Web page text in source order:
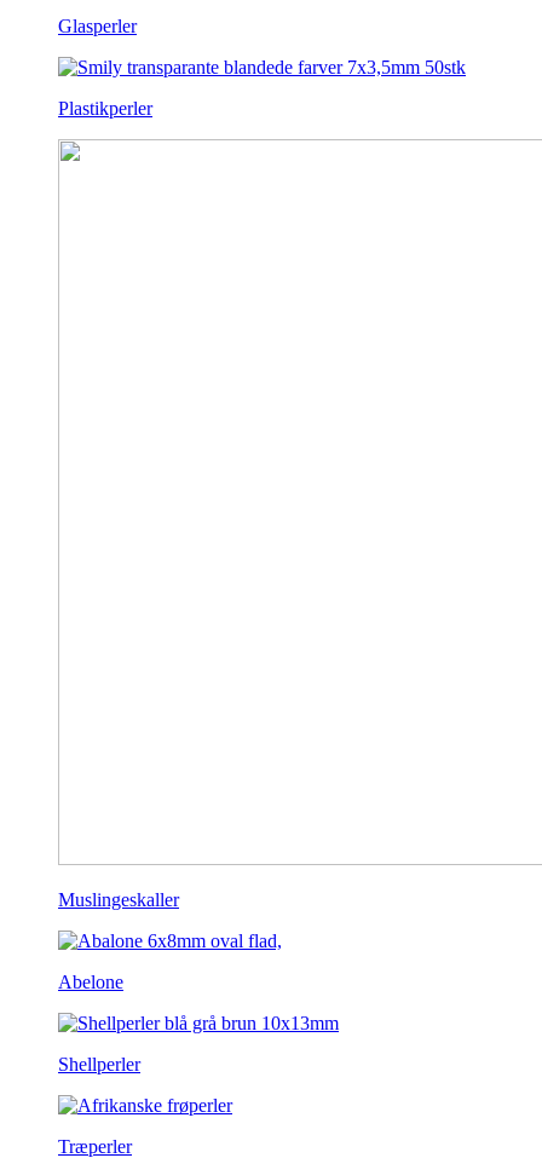
Glasperler
Plastikperler
Muslingeskaller
Abelone
Shellperler
Træperler